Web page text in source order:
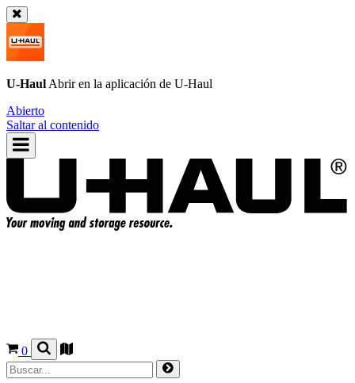
U-Haul Abrir en la aplicación de U-Haul
Abierto
Saltar al contenido
0